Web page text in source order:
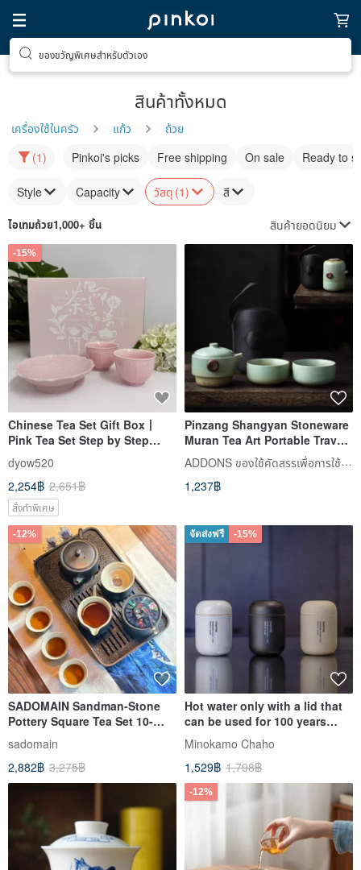
ของขวัญพิเศษสำหรับตัวเอง
สินค้าทั้งหมด
เครื่องใช้ในครัว แก้ว
ถ้วย
(1)
Pinkoi's picks Free shipping On sale Ready to
Style Capacity วัสดุ (1) สี
ไอเทมถ้วย1,000+ ชิ้น สินค้ายอดนิยม
-15%
Chinese Tea Set Gift Box丨
Pink Tea Set Step by Step
Lotus Tea Cup Dessert Plate
Gift Box Home Practical
dyow520
2,254฿ 2,651฿
สั่งทำพิเศษ
Pinzang Shangyan Stoneware
Muran Tea Art Portable Travel
Tea Set-One Pot and Two
Cups
ADDONS ของใช้คัดสรรเพื่อการใช้ชีวิต
1,237฿
-12%
SADOMAIN Sandman-Stone
Pottery Square Tea Set 10-
piece Set-with Storage Box
sadomain
2,882฿ 3,275฿
จัดส่งฟรี -15%
Hot water only with a lid that
can be used for 100 years
Chapter_Gift box
Minokamo Chaho
1,529฿ 1,798฿
-12%